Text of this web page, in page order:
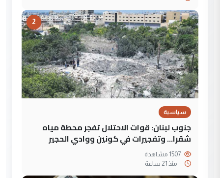
2
سياسية
جنوب لبنان: قوات الاحتلال تفجر محطة مياه
شقرا… وتفجيرات في كونين ووادي الحجير
--منذ 21 ساعة